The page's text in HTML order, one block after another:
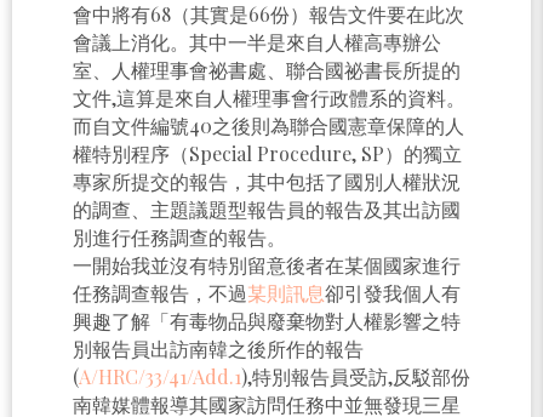
會中將有68（其實是66份）報告文件要在此次
會議上消化。其中一半是來自人權高專辦公
室、人權理事會祕書處、聯合國祕書長所提的
文件,這算是來自人權理事會行政體系的資料。
而自文件編號40之後則為聯合國憲章保障的人
權特別程序（Special Procedure, SP）的獨立
專家所提交的報告，其中包括了國別人權狀況
的調查、主題議題型報告員的報告及其出訪國
別進行任務調查的報告。
一開始我並沒有特別留意後者在某個國家進行
任務調查報告，不過某則訊息卻引發我個人有
興趣了解「有毒物品與廢棄物對人權影響之特
別報告員出訪南韓之後所作的報告
(A/HRC/33/41/Add.1),特別報告員受訪,反駁部份
南韓媒體報導其國家訪問任務中並無發現三星